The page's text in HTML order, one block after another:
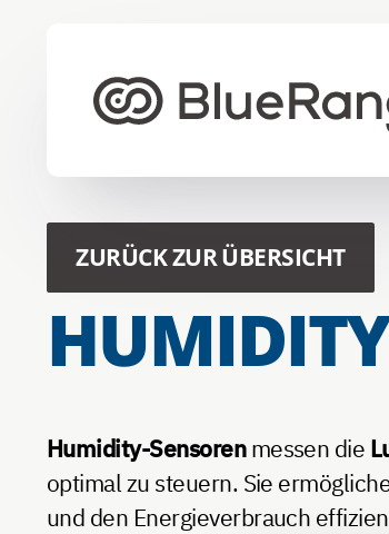
ZURÜCK ZUR ÜBERSICHT
Humidity-Sensorenmessen die
optimal zu steuern. Sie
und den Energieverbrauch